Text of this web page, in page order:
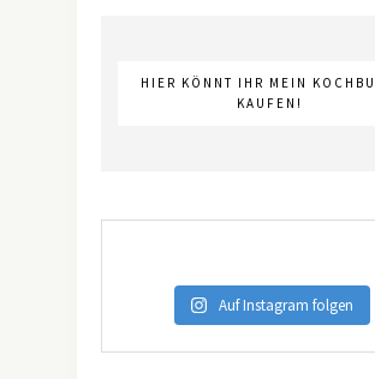
HIER KÖNNT IHR MEIN
KAUFEN!
Auf Instagram folgen